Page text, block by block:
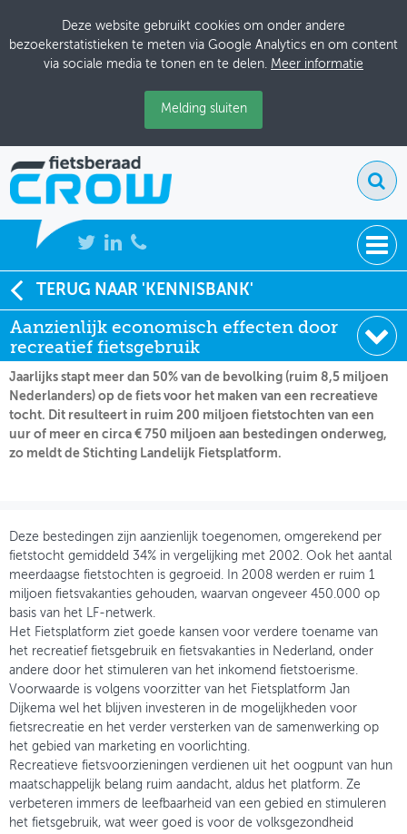
Deze website gebruikt cookies om onder andere
bezoekerstatistieken te meten via Google Analytics en om content
via sociale media te tonen en te delen. Meer informatie
Melding sluiten
NIEUWS
BIJEENKOMSTEN
KENNISBANK
ADRESSENBOEK
OVER FIETSBERAAD
GEBRUIKER
TERUG NAAR 'KENNISBANK'
Aanzienlijk economisch effecten door
recreatief fietsgebruik
Soort:
Nieuws Fietsberaad
Datum:
26-04-2009
Jaarlijks stapt meer dan 50% van de bevolking (ruim 8,5 miljoen
Nederlanders) op de fiets voor het maken van een recreatieve
tocht. Dit resulteert in ruim 200 miljoen fietstochten van een
uur of meer en circa € 750 miljoen aan bestedingen onderweg,
zo meldt de Stichting Landelijk Fietsplatform.
Deze bestedingen zijn aanzienlijk toegenomen, omgerekend per
fietstocht gemiddeld 34% in vergelijking met 2002. Ook het aantal
meerdaagse fietstochten is gegroeid. In 2008 werden er ruim 1
miljoen fietsvakanties gehouden, waarvan ongeveer 450.000 op
basis van het LF-netwerk.
Het Fietsplatform ziet goede kansen voor verdere toename van
het recreatief fietsgebruik en fietsvakanties in Nederland, onder
andere door het stimuleren van het inkomend fietstoerisme.
Voorwaarde is volgens voorzitter van het Fietsplatform Jan
Dijkema wel het blijven investeren in de mogelijkheden voor
fietsrecreatie en het verder versterken van de samenwerking op
het gebied van marketing en voorlichting.
Recreatieve fietsvoorzieningen verdienen uit het oogpunt van hun
maatschappelijk belang ruim aandacht, aldus het platform. Ze
verbeteren immers de leefbaarheid van een gebied en stimuleren
het fietsgebruik, wat weer goed is voor de volksgezondheid